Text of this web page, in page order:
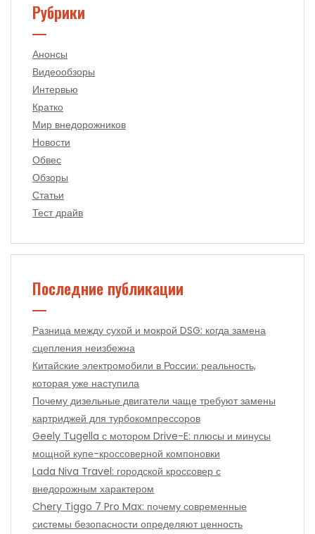
Рубрики
Анонсы
Видеообзоры
Интервью
Кратко
Мир внедорожников
Новости
Обвес
Обзоры
Статьи
Тест драйв
Последние публикации
Разница между сухой и мокрой DSG: когда замена
сцепления неизбежна
Китайские электромобили в России: реальность,
которая уже наступила
Почему дизельные двигатели чаще требуют замены
картриджей для турбокомпрессоров
Geely Tugella с мотором Drive-E: плюсы и минусы
мощной купе-кроссоверной компоновки
Lada Niva Travel: городской кроссовер с
внедорожным характером
Chery Tiggo 7 Pro Max: почему современные
системы безопасности определяют ценность